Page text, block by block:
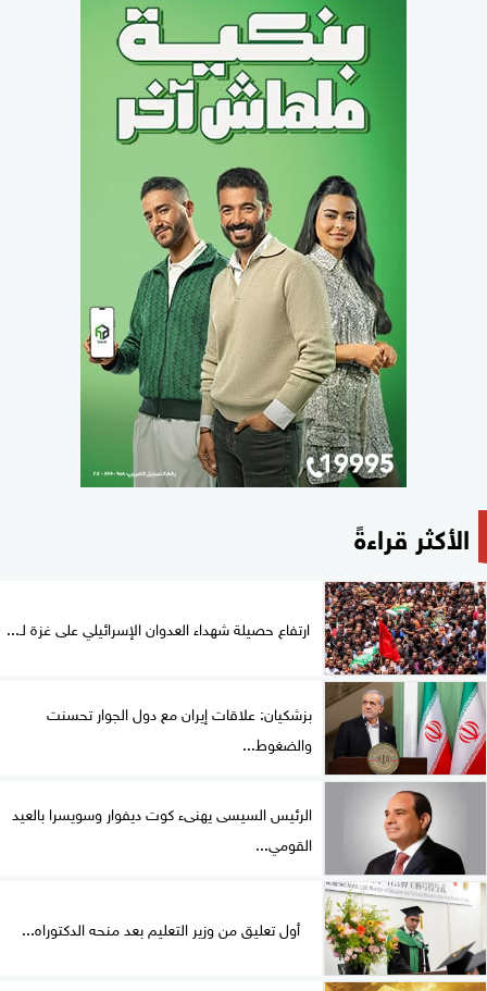
الأكثر قراءةً
ارتفاع حصيلة شهداء العدوان الإسرائيلي على غزة لـ...
بزشكيان: علاقات إيران مع دول الجوار تحسنت
والضغوط...
الرئيس السيسى يهنىء كوت ديفوار وسويسرا بالعيد
القومي...
أول تعليق من وزير التعليم بعد منحه الدكتوراه...